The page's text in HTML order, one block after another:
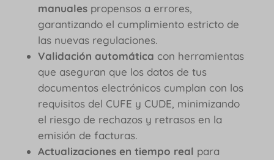
manualespropensos a errores,
garantizando el cumplimiento estricto de
las nuevas regulaciones.
Validación automática con herramientas
que aseguran que los datos de tus
documentos electrónicos cumplan con los
requisitos del CUFE y CUDE, minimizando
el riesgo de rechazos y retrasos en la
emisión de facturas.
Actualizaciones en tiempo real para